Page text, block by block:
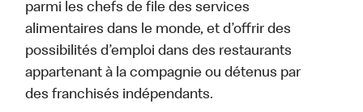
parmi les chefs de file des services
alimentaires dans le monde, et d’offrir des
possibilités d’emploi dans des restaurants
appartenant à la compagnie ou détenus par
des franchisés indépendants.